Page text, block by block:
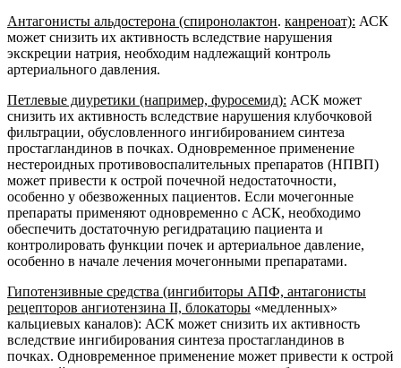
Антагонисты альдостерона (спиронолактон. канреноат): АСК
может снизить их активность вследствие нарушения
экскреции натрия, необходим надлежащий контроль
артериального давления.
Петлевые диуретики (например, фуросемид): АСК может
снизить их активность вследствие нарушения клубочковой
фильтрации, обусловленного ингибированием синтеза
простагландинов в почках. Одновременное применение
нестероидных противовоспалительных препаратов (НПВП)
может привести к острой почечной недостаточности,
особенно у обезвоженных пациентов. Если мочегонные
препараты применяют одновременно с АСК, необходимо
обеспечить достаточную регидратацию пациента и
контролировать функции почек и артериальное давление,
особенно в начале лечения мочегонными препаратами.
Гипотензивные средства (ингибиторы АПФ, антагонисты
рецепторов ангиотензина II, блокаторы «медленных»
кальциевых каналов): АСК может снизить их активность
вследствие ингибирования синтеза простагландинов в
почках. Одновременное применение может привести к острой